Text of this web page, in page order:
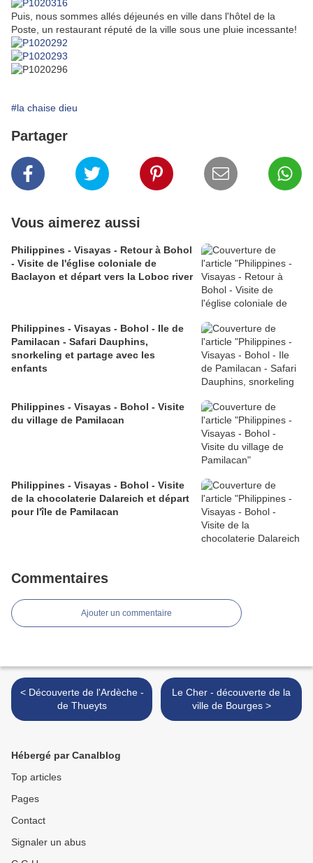
Puis, nous sommes allés déjeunés en ville dans l'hôtel de la
Poste, un restaurant réputé de la ville sous une pluie incessante!
#la chaise dieu
Partager
Vous aimerez aussi
Philippines - Visayas - Retour à Bohol
- Visite de l'église coloniale de
Baclayon et départ vers la Loboc river
Philippines - Visayas - Bohol - Ile de
Pamilacan - Safari Dauphins,
snorkeling et partage avec les
enfants
Philippines - Visayas - Bohol - Visite
du village de Pamilacan
Philippines - Visayas - Bohol - Visite
de la chocolaterie Dalareich et départ
pour l'île de Pamilacan
Commentaires
Ajouter un commentaire
< Découverte de l'Ardèche -
de Thueyts
Le Cher - découverte de la
ville de Bourges >
Hébergé par Canalblog
Top articles
Pages
Contact
Signaler un abus